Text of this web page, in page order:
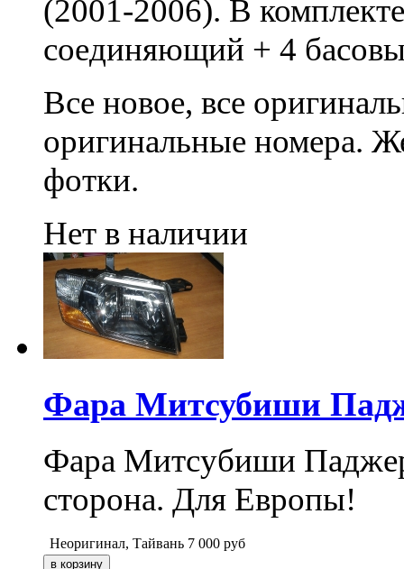
(2001-2006). В
соединяющий + 4
Все новое, все
оригинальные номера.
фотки.
Нет в наличии
Фара Митсубиши
Фара Митсубиши
сторона. Для Европы!
Неоригинал, Тайвань 7 000 руб